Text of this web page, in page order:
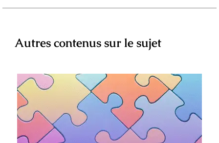
Autres contenus sur le sujet